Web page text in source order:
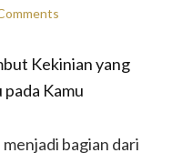
bagian dari